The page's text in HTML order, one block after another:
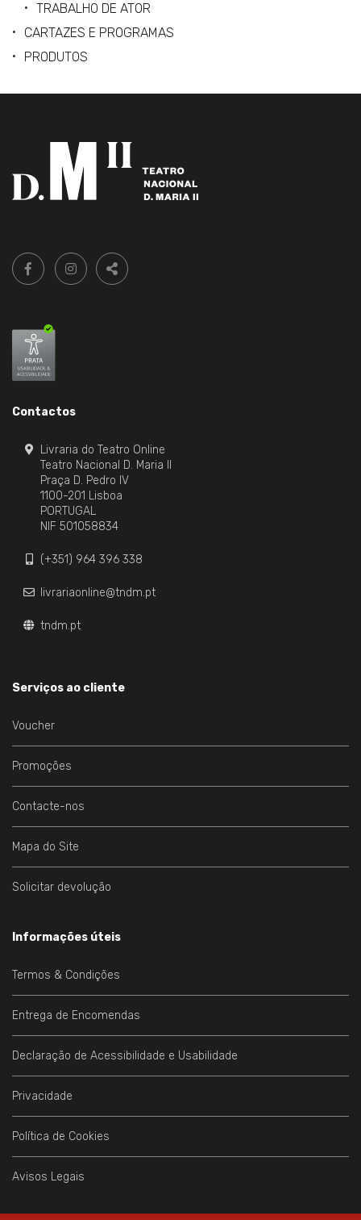
TRABALHO DE ATOR
CARTAZES E PROGRAMAS
PRODUTOS
Siga-
nos:
FACEBOOK LIVRARIA DO TEATRO ONLINE.
INSTAGRAM LIVRARIA DO TEATRO ONLINE.
PARTILHAR
Contactos
Livraria do Teatro Online
Teatro Nacional D. Maria II
Praça D. Pedro IV
1100-201 Lisboa
PORTUGAL
NIF 501058834
(+351) 964 396 338
livrariaonline@tndm.pt
tndm.pt
Serviços ao cliente
Voucher
Promoções
Contacte-nos
Mapa do Site
Solicitar devolução
Informações úteis
Termos & Condições
Entrega de Encomendas
Declaração de Acessibilidade e Usabilidade
Privacidade
Política de Cookies
Avisos Legais